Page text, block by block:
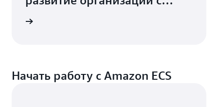
помощью Amazon ECS и AWS
Начать работу с Amazon ECS